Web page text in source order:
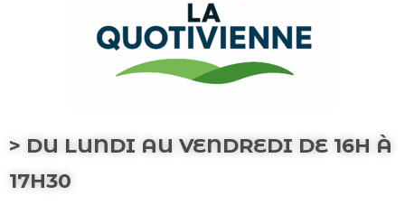
> DU LUNDI AU VENDREDI DE 16H À
17H30